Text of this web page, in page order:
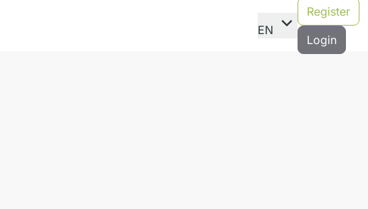
EN expand_more
Register
Login